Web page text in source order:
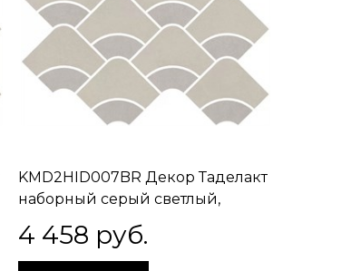
KMD2HID007BR Декор Таделакт
наборный серый светлый,
серый матовый обрезной
30x28x0,9
4 458 руб.